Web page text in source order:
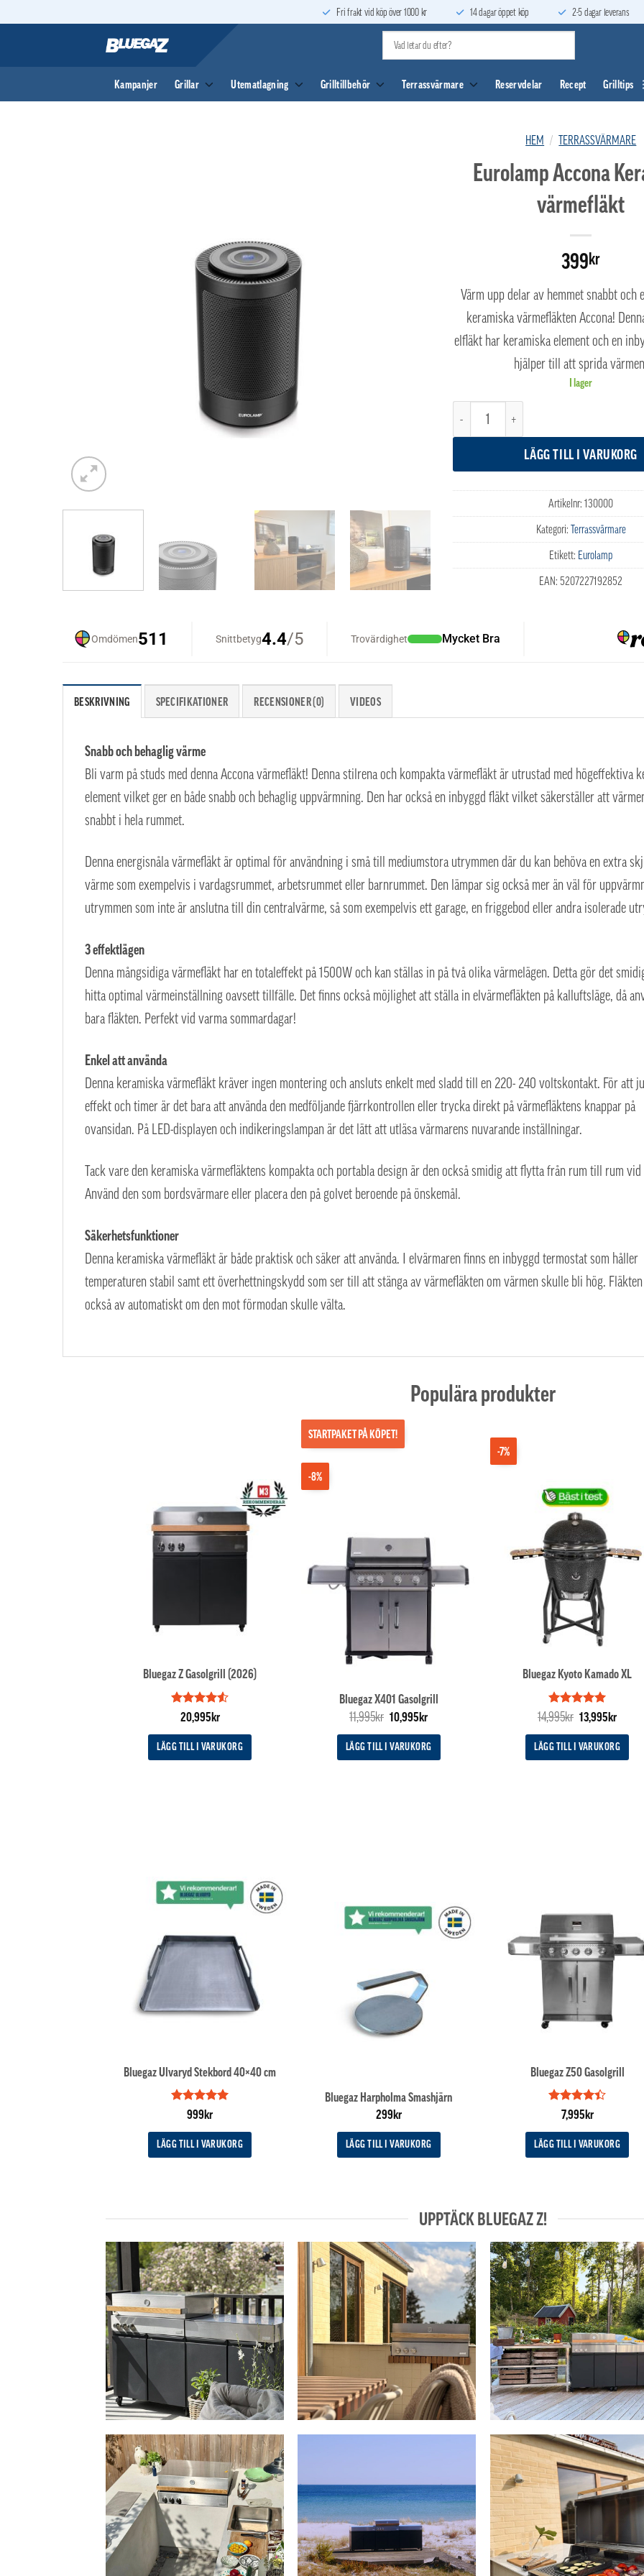
Fri frakt vid köp över 1000 kr 14 dagar öppet köp 2-5 dagar leverans
Kampanjer Grillar Utematlagning Grilltillbehör Terrassvärmare Reservdelar Recept Grilltips
HEM / TERRASSVÄRMARE
Eurolamp Accona
värmefläkt
399kr
Värm upp delar av hemmet snabbt och
keramiska värmefläkten Accona!
elfläkt har keramiska element och en
hjälper till att sprida
I lager
Eurolamp Accona Keramisk värmefläkt mängd
LÄGG TILL I VARUKORG
Artikelnr:130000
Kategori: Terrassvärmare
Etikett: Eurolamp
EAN: 5207227192852
BESKRIVNING SPECIFIKATIONER RECENSIONER (0) VIDEOS
Snabb och behaglig värme
Bli varm på studs med denna Accona värmefläkt! Denna stilrena och kompakta värmefläkt är utrustad med högeffektiva
element vilket ger en både snabb och behaglig uppvärmning. Den har också en inbyggd fläkt vilket säkerställer att
snabbt i hela rummet.
Denna energisnåla värmefläkt är optimal för användning i små till mediumstora utrymmen där du kan behöva en extra
värme som exempelvis i vardagsrummet, arbetsrummet eller barnrummet. Den lämpar sig också mer än väl för
utrymmen som inte är anslutna till din centralvärme, så som exempelvis ett garage, en friggebod eller andra isolerade
3 effektlägen
Denna mångsidiga värmefläkt har en totaleffekt på 1500W och kan ställas in på två olika värmelägen. Detta gör det
hitta optimal värmeinställning oavsett tillfälle. Det finns också möjlighet att ställa in elvärmefläkten på kalluftsläge, då
bara fläkten. Perfekt vid varma sommardagar!
Enkel att använda
Denna keramiska värmefläkt kräver ingen montering och ansluts enkelt med sladd till en 220- 240 voltskontakt. För att
effekt och timer är det bara att använda den medföljande fjärrkontrollen eller trycka direkt på värmefläktens knappar på
ovansidan. På LED-displayen och indikeringslampan är det lätt att utläsa värmarens nuvarande inställningar.
Tack vare den keramiska värmefläktens kompakta och portabla design är den också smidig att flytta från rum till rum vid
Använd den som bordsvärmare eller placera den på golvet beroende på önskemål.
Säkerhetsfunktioner
Denna keramiska värmefläkt är både praktisk och säker att använda. I elvärmaren finns en inbyggd termostat som håller
temperaturen stabil samt ett överhettningskydd som ser till att stänga av värmefläkten om värmen skulle bli hög.
också av automatiskt om den mot förmodan skulle välta.
Populära produkter
Bluegaz Z Gasolgrill (2026)
Betygsatt
av 5
20,995kr
LÄGG TILL I VARUKORG
-8%
STARTPAKET PÅ KÖPET!
Bluegaz X401 Gasolgrill
11,995kr Det
priset
var:
10,995krDet
priset
är:
LÄGG TILL I VARUKORG
-7%
Bluegaz Kyoto Kamado XL
Betygsatt5
14,995kr Det
priset
var:
13,995krDet
priset
är:
LÄGG TILL I VARUKORG
Bluegaz Ulvaryd Stekbord 40×40 cm
Betygsatt
999kr
LÄGG TILL I VARUKORG
Bluegaz Harpholma Smashjärn
299kr
LÄGG TILL I VARUKORG
Bluegaz Z50 Gasolgrill
Betygsatt
av 5
7,995kr
LÄGG TILL I VARUKORG
UPPTÄCK BLUEGAZ Z!